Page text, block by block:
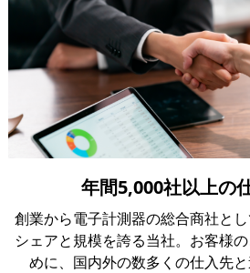
年間5,000社以上の
創業から電子計測器の総合商社と
シェアと規模を誇る当社。お客様
めに、国内外の数多くの仕入先と